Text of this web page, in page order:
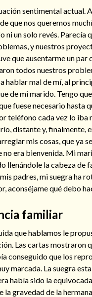
sentimental actual.
que nos queremos
ni un solo revés. Parecía
y nuestros
que ausentarme un par
todos nuestros
hablar mal de mí, al
de mi marido. Tengo
fuese necesario hasta
teléfono cada vez lo iba
distante y, finalmente,
mis cosas, que ya
no era bienvenida. Mi
llenándole la cabeza de
padres, mi suegra ha
aconséjame qué debo
familiar
que hablamos le
Las cartas mostraron
conseguido que los
marcada. La suegra
había sido la
la gravedad de la